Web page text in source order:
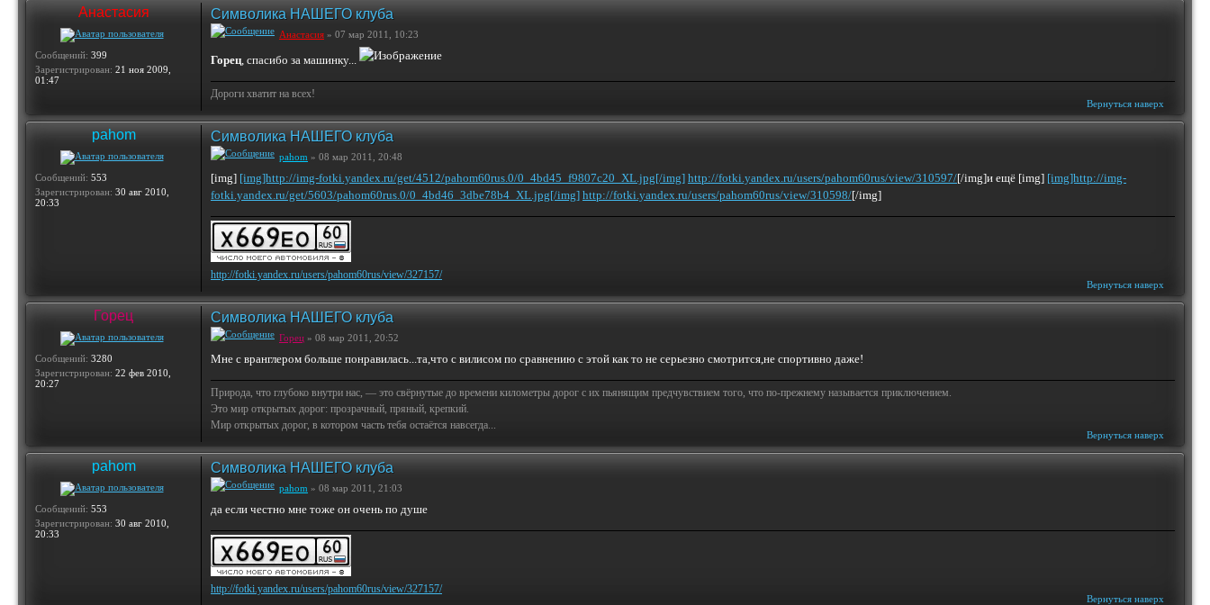
Анастасия
Сообщений: 399
Зарегистрирован: 21 ноя 2009,
01:47
Символика НАШЕГО клуба
Анастасия » 07 мар 2011, 10:23
Горец, спасибо за машинку...
Дороги хватит на всех!
Вернуться наверх
pahom
Сообщений: 553
Зарегистрирован: 30 авг 2010,
20:33
Символика НАШЕГО клуба
pahom » 08 мар 2011, 20:48
[img] [img]http://img-fotki.yandex.ru/get/4512/pahom60rus.0/0_4bd45_f9807c20_XL.jpg[/img] http://fotki.yandex.ru/users/pahom60rus/view/310597/[/img]и ещё [img] [img]http://img-
fotki.yandex.ru/get/5603/pahom60rus.0/0_4bd46_3dbe78b4_XL.jpg[/img] http://fotki.yandex.ru/users/pahom60rus/view/310598/[/img]
http://fotki.yandex.ru/users/pahom60rus/view/327157/
Вернуться наверх
Горец
Сообщений: 3280
Зарегистрирован: 22 фев 2010,
20:27
Символика НАШЕГО клуба
Горец » 08 мар 2011, 20:52
Мне с вранглером больше понравилась...та,что с вилисом по сравнению с этой как то не серьезно смотрится,не спортивно даже!
Природа, что глубоко внутри нас, — это свёрнутые до времени километры дорог с их пьянящим предчувствием того, что по-прежнему называется приключением.
Это мир открытых дорог: прозрачный, пряный, крепкий.
Мир открытых дорог, в котором часть тебя остаётся навсегда...
Вернуться наверх
pahom
Сообщений: 553
Зарегистрирован: 30 авг 2010,
20:33
Символика НАШЕГО клуба
pahom » 08 мар 2011, 21:03
да если честно мне тоже он очень по душе
http://fotki.yandex.ru/users/pahom60rus/view/327157/
Вернуться наверх